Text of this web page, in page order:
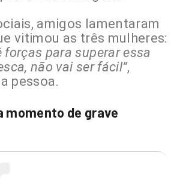
amigos lamentaram
vitimou as três mulheres:
forças para superar essa
não vai ser fácil”,
pessoa.
momento de grave